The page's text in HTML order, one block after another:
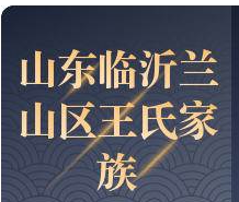
山东临沂兰
山区王氏家
族